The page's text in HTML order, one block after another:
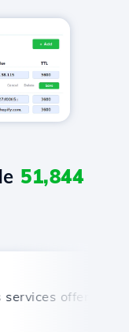
51,844
offerts par